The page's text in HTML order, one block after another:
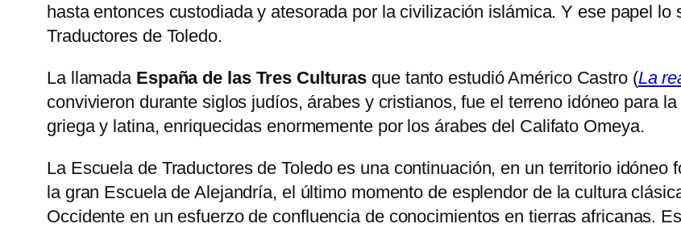
hasta entonces custodiada y atesorada por la civilización islámica. Y ese papel
Traductores de Toledo.
La llamada España de las Tres Culturas que tanto estudió Américo Castro (La
convivieron durante siglos judíos, árabes y cristianos, fue el terreno idóneo para
griega y latina, enriquecidas enormemente por los árabes del Califato Omeya.
La Escuela de Traductores de Toledo es una continuación, en un territorio idóneo
la gran Escuela de Alejandría, el último momento de esplendor de la cultura
Occidente en un esfuerzo de confluencia de conocimientos en tierras africanas.